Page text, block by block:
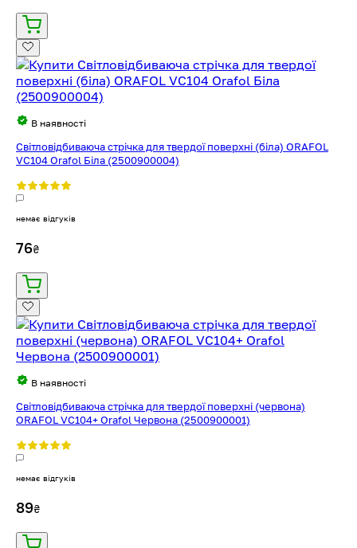
В наявності
Світловідбиваюча стрічка для твердої поверхні (біла) ORAFOL
VC104 Orafol Біла (2500900004)
немає відгуків
76₴
В наявності
Світловідбиваюча стрічка для твердої поверхні (червона)
ORAFOL VC104+ Orafol Червона (2500900001)
немає відгуків
89₴